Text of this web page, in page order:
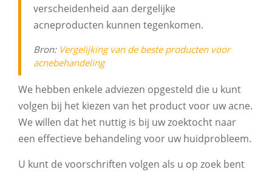
verscheidenheid aan dergelijke
acneproducten kunnen tegenkomen.
Bron: Vergelijking van de beste producten voor
acnebehandeling
We hebben enkele adviezen opgesteld die u kunt
volgen bij het kiezen van het product voor uw acne.
We willen dat het nuttig is bij uw zoektocht naar
een effectieve behandeling voor uw huidprobleem.
U kunt de voorschriften volgen als u op zoek bent